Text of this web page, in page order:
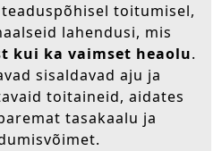
toitumisel,
lahendusi, mis
kui ka vaimset heaolu.
sisaldavad aju ja
toitaineid, aidates
tasakaalu ja